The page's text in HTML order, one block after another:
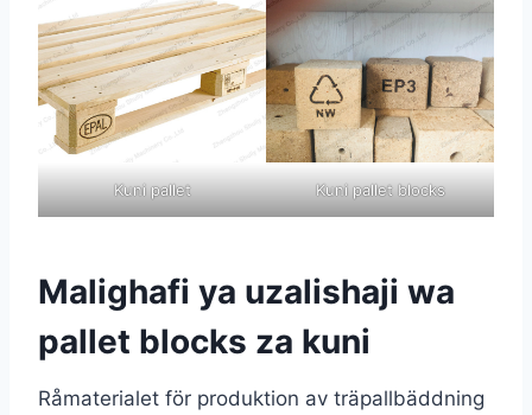
Kuni pallet Kuni pallet blocks
Malighafi ya uzalishaji wa
pallet blocks za kuni
Råmaterialet för produktion av träpallbäddning